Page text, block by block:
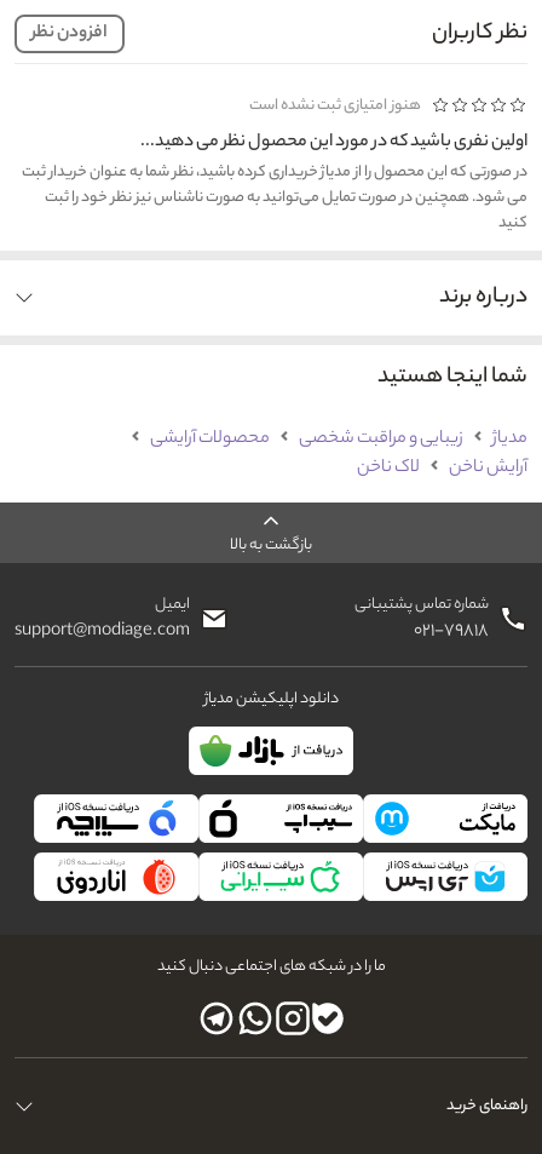
نظر کاربران افزودن نظر
هنوز امتیازی ثبت نشده است
اولین نفری باشید که در مورد این محصول نظر می دهید...
در صورتی که این محصول را از مدیاژ خریداری کرده باشید، نظر شما به عنوان خریدار ثبت
می شود. همچنین در صورت تمایل می‌توانید به صورت ناشناس نیز نظر خود را ثبت
کنید
درباره برند
شما اینجا هستید
مدیاژ زیبایی و مراقبت شخصی
محصولات آرایشی
آرایش ناخن
لاک ناخن
بازگشت به بالا
شماره تماس پشتیبانی
۰۲۱-۷۹۸۱۸
ایمیل
support@modiage.com
دانلود اپلیکیشن مدیاژ
ما را در شبکه های اجتماعی دنبال کنید
راهنمای خرید